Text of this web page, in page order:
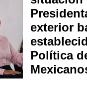
exterior
Política